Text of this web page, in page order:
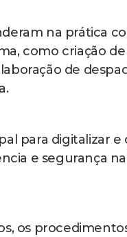
na prática
como criação
de
para digitalizar
e segurança
os